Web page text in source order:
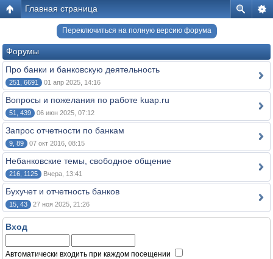
Главная страница
Переключиться на полную версию форума
Форумы
Про банки и банковскую деятельность
251, 6691 01 апр 2025, 14:16
Вопросы и пожелания по работе kuap.ru
51, 439 06 июн 2025, 07:12
Запрос отчетности по банкам
9, 89 07 окт 2016, 08:15
Небанковские темы, свободное общение
216, 1125 Вчера, 13:41
Бухучет и отчетность банков
15, 43 27 ноя 2025, 21:26
Вход
Автоматически входить при каждом посещении